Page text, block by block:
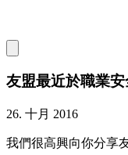
友盟最近於職業
26. 十月 2016
我們很高興向你分享